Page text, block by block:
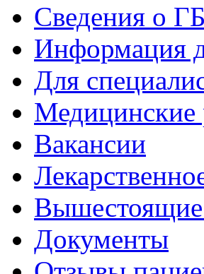
Сведения о
Информация
Для
Медицинские
Вакансии
Документы